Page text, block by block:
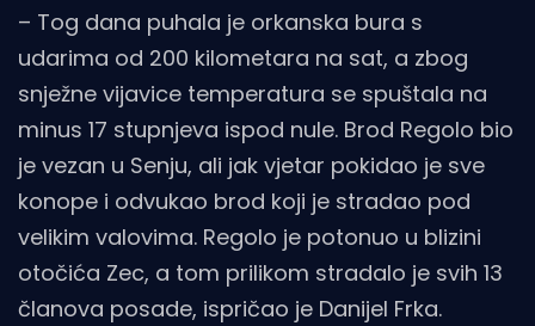
– Tog dana puhala je orkanska bura s
udarima od 200 kilometara na sat, a zbog
snježne vijavice temperatura se spuštala na
minus 17 stupnjeva ispod nule. Brod Regolo bio
je vezan u Senju, ali jak vjetar pokidao je sve
konope i odvukao brod koji je stradao pod
velikim valovima. Regolo je potonuo u blizini
otočića Zec, a tom prilikom stradalo je svih 13
članova posade, ispričao je Danijel Frka.